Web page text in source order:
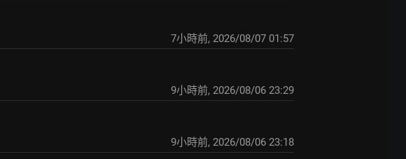
7小時前, 2026/08/07 01:57
9小時前, 2026/08/06 23:29
9小時前, 2026/08/06 23:18